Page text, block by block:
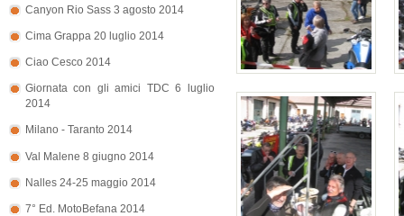
Canyon Rio Sass 3 agosto 2014
Cima Grappa 20 luglio 2014
Ciao Cesco 2014
Giornata con gli amici TDC 6 luglio
2014
Milano - Taranto 2014
Val Malene 8 giugno 2014
Nalles 24-25 maggio 2014
7° Ed. MotoBefana 2014